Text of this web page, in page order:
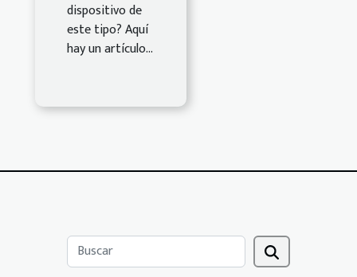
dispositivo de
este tipo? Aquí
hay un artículo...